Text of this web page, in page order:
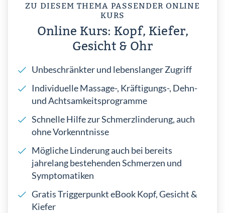
ZU DIESEM THEMA PASSENDER ONLINE
KURS
Online Kurs: Kopf, Kiefer,
Gesicht & Ohr
Unbeschränkter und lebenslanger Zugriff
Individuelle Massage-, Kräftigungs-, Dehn-
und Achtsamkeitsprogramme
Schnelle Hilfe zur Schmerzlinderung, auch
ohne Vorkenntnisse
Mögliche Linderung auch bei bereits
jahrelang bestehenden Schmerzen und
Symptomatiken
Gratis Triggerpunkt eBook Kopf, Gesicht &
Kiefer